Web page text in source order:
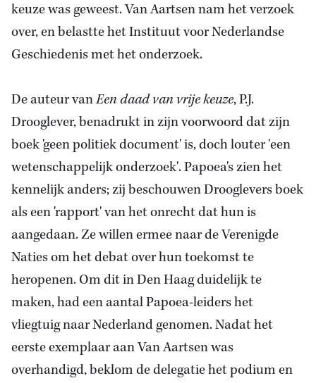
keuze was geweest. Van Aartsen nam het verzoek
over, en belastte het Instituut voor Nederlandse
Geschiedenis met het onderzoek.
De auteur vanEen daad van vrije keuze, P.J.
Drooglever, benadrukt in zijn voorwoord dat zijn
boek 'geen politiek document' is, doch louter 'een
wetenschappelijk onderzoek'. Papoea's zien het
kennelijk anders; zij beschouwen Drooglevers boek
als een 'rapport' van het onrecht dat hun is
aangedaan. Ze willen ermee naar de Verenigde
Naties om het debat over hun toekomst te
heropenen. Om dit in Den Haag duidelijk te
maken, had een aantal Papoea-leiders het
vliegtuig naarNederlandgenomen. Nadat het
eerste exemplaar aan Van Aartsen was
overhandigd, beklom de delegatie het podium en